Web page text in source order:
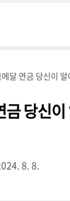
달 연금 당신이 알
당신
8. 8.